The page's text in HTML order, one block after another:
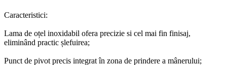
Caracteristici:
Lama de oțel inoxidabil ofera precizie si cel mai fin finisaj,
eliminând practic șlefuirea;
Punct de pivot precis integrat în zona de prindere a mânerului;